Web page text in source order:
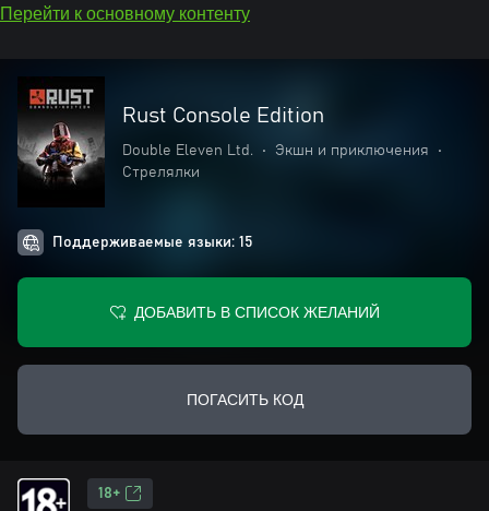
Перейти к основному контенту
Rust Console Edition
Double Eleven Ltd. • Экшн и приключения
•
Стрелялки
Поддерживаемые языки: 15
ДОБАВИТЬ В СПИСОК ЖЕЛАНИЙ
ПОГАСИТЬ КОД
18+